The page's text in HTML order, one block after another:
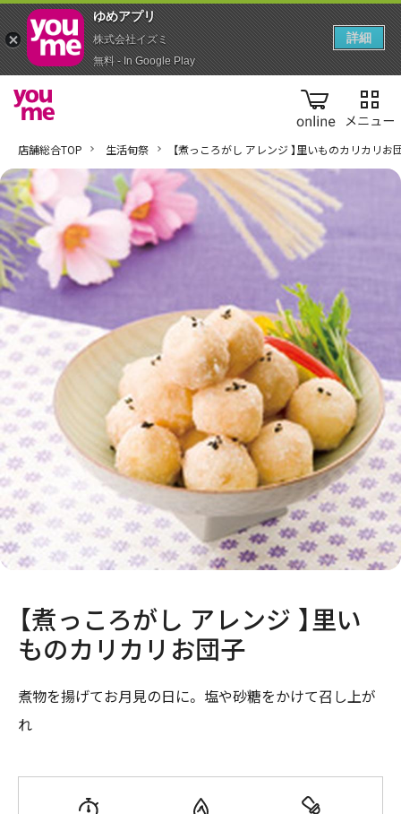
online
店舗総合TOP 生活旬祭 【煮っころがし アレンジ 】里いものカリカリお
【煮っころがし アレンジ 】里い
ものカリカリお団子
煮物を揚げてお月見の日に。 塩や砂糖をかけて召し上が
れ
ゆめアプ‪リ‬
株式会社イズミ
無料 - In Google Play
詳細